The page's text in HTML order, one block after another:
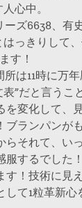
心中。
ーズ6638、有
っきりして
す！
は11時に万
”だと言うこ
変化して、
ランパンが
それて、い
するでした
！技術に見
て1粒革新心